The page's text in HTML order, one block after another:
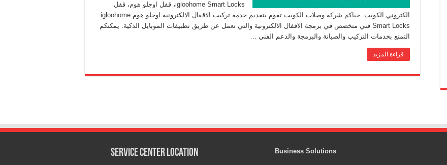
igloohome Smart Locks، قفل اوجلو هوم، قفل
الكتروني الكويت. حياكم شركة وصلات الكويت تقوم بتقديم خدمة تركيب الاقفال الالكترونية اوجلو هوم igloohome
Smart Locks فني متخصص في برمجة الاقفال الالكترونية والتي تعمل عن طريق تطبيقات الموبايل الذكية. يمكنكم
التمتع بخدمات التركيب والصيانة والبرمجة والدعم الفني …
قراءة المزيد
Business Solutions
Service Center Location